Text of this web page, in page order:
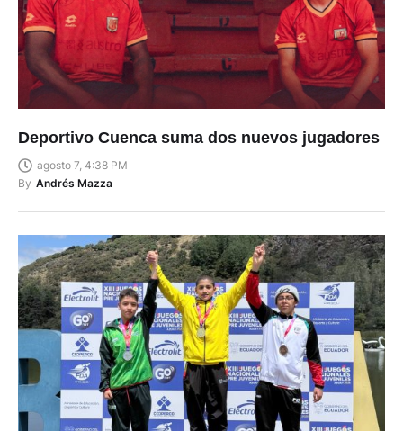
Deportivo Cuenca suma dos nuevos jugadores
agosto 7, 4:38 PM
By Andrés Mazza